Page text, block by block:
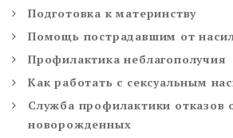
Подготовка к материнству
Помощь пострадавшим от
Профилактика неблагополучия
Как работать с сексуальным
Служба профилактики отказов
новорожденных